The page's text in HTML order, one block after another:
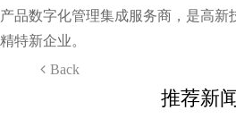
产品数字化管理集成服务商，是高新
精特新企业。
Back
推荐新